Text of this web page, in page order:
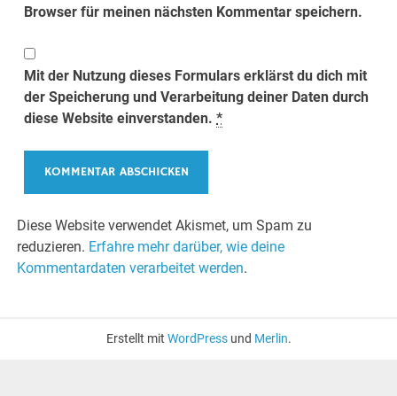
Browser für meinen nächsten Kommentar speichern.
Mit der Nutzung dieses Formulars erklärst du dich mit
der Speicherung und Verarbeitung deiner Daten durch
diese Website einverstanden.*
Diese Website verwendet Akismet, um Spam zu
reduzieren. Erfahre mehr darüber, wie deine
Kommentardaten verarbeitet werden.
Erstellt mit WordPressund Merlin.